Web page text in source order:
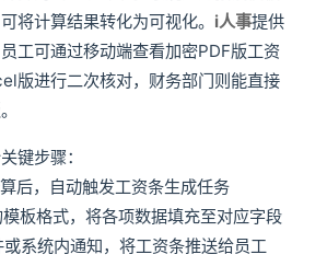
将计算结果转化为可视化。 i人事提供
工可通过移动端查看加密PDF版工资
版进行二次核对，财务部门则能直接
键步骤：
后，自动触发工资条生成任务
板格式，将各项数据填充至对应字段
系统内通知，将工资条推送给员工